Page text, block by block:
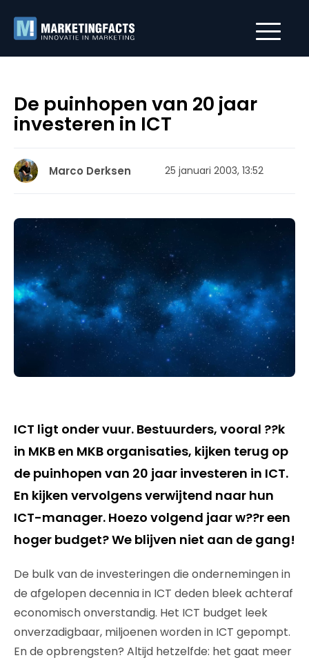
De puinhopen van 20 jaar
investeren in ICT
Marco Derksen 25 januari 2003, 13:52
ICT ligt onder vuur. Bestuurders, vooral ??k
in MKB en MKB organisaties, kijken terug op
de puinhopen van 20 jaar investeren in ICT.
En kijken vervolgens verwijtend naar hun
ICT-manager. Hoezo volgend jaar w??r een
hoger budget? We blijven niet aan de gang!
De bulk van de investeringen die ondernemingen in
de afgelopen decennia in ICT deden bleek achteraf
economisch onverstandig. Het ICT budget leek
onverzadigbaar, miljoenen worden in ICT gepompt.
En de opbrengsten? Altijd hetzelfde: het gaat meer